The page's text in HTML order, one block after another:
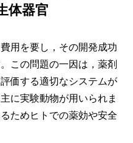
体器官
用を要し，その開発成功
この問題の一因は，薬剤
価する適切なシステムが
に実験動物が用いられま
ためヒトでの薬効や安全